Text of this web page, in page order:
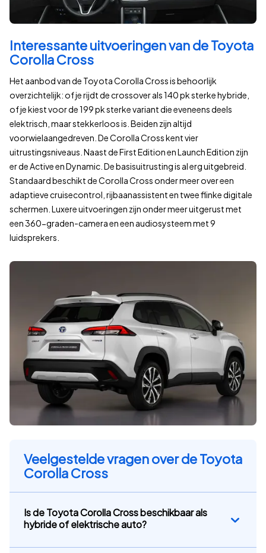
Interessante uitvoeringen van de Toyota
Corolla Cross
Het aanbod van de Toyota Corolla Cross is behoorlijk
overzichtelijk: of je rijdt de crossover als 140 pk sterke hybride,
of je kiest voor de 199 pk sterke variant die eveneens deels
elektrisch, maar stekkerloos is. Beiden zijn altijd
voorwielaangedreven. De Corolla Cross kent vier
uitrustingsniveaus. Naast de First Edition en Launch Edition zijn
er de Active en Dynamic. De basisuitrusting is al erg uitgebreid.
Standaard beschikt de Corolla Cross onder meer over een
adaptieve cruisecontrol, rijbaanassistent en twee flinke digitale
schermen. Luxere uitvoeringen zijn onder meer uitgerust met
een 360-graden-camera en een audiosysteem met 9
luidsprekers.
Veelgestelde vragen over de Toyota
Corolla Cross
Is de Toyota Corolla Cross beschikbaar als
hybride of elektrische auto?